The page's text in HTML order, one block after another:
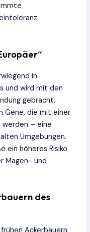
in
und wird mit den
gebracht.
Gene, die mit einer
– eine
Umgebungen.
ein höheres Risiko
Magen- und
des